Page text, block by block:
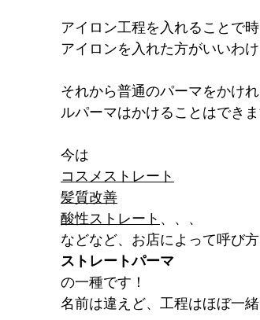
アイロン工程を入れることで
アイロンを入れた方がいいわけ
それから普通のパーマをかけ
ルパーマはかけることはでき
今は
コスメストレート
髪質改善
酸性ストレート 、、、
などなど、お店によって呼び
ストレートパーマ
の一種です！
名前は違えど、工程はほぼ一